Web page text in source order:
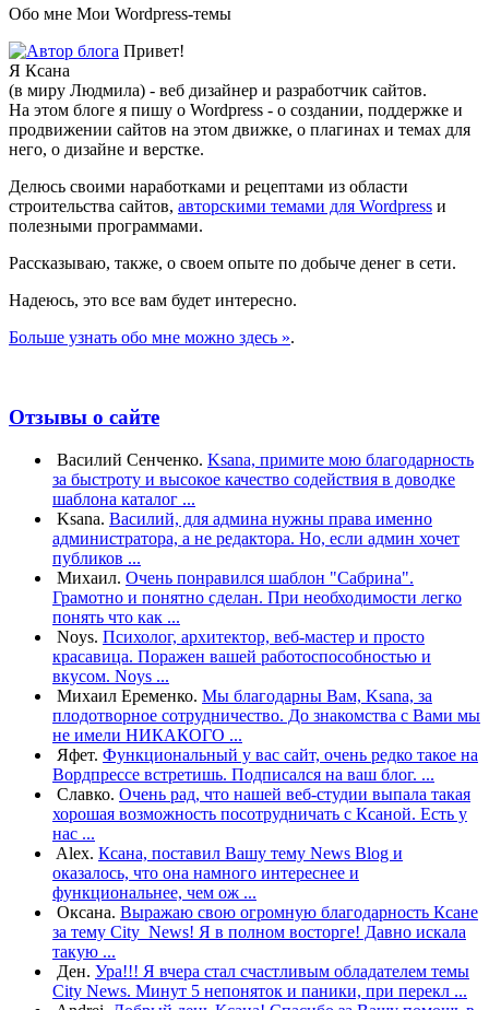
Обо мне Мои Wordpress-темы
Привет!
Я Ксана
(в миру Людмила) - веб дизайнер и разработчик сайтов.
На этом блоге я пишу о Wordpress - о создании, поддержке и
продвижении сайтов на этом движке, о плагинах и темах для
него, о дизайне и верстке.
Делюсь своими наработками и рецептами из области
строительства сайтов, авторскими темами для Wordpress и
полезными программами.
Рассказываю, также, о своем опыте по добыче денег в сети.
Надеюсь, это все вам будет интересно.
Больше узнать обо мне можно здесь ».
Отзывы о сайте
Василий Сенченко. Ksana, примите мою благодарность
за быстроту и высокое качество содействия в доводке
шаблона каталог ...
Ksana. Василий, для админа нужны права именно
администратора, а не редактора. Но, если админ хочет
публиков ...
Михаил. Очень понравился шаблон "Сабрина".
Грамотно и понятно сделан. При необходимости легко
понять что как ...
Noys. Психолог, архитектор, веб-мастер и просто
красавица. Поражен вашей работоспособностью и
вкусом. Noys ...
Михаил Еременко. Мы благодарны Вам, Ksana, за
плодотворное сотрудничество. До знакомства с Вами мы
не имели НИКАКОГО ...
Яфет. Функциональный у вас сайт, очень редко такое на
Вордпрессе встретишь. Подписался на ваш блог. ...
Славко. Очень рад, что нашей веб-студии выпала такая
хорошая возможность посотрудничать с Ксаной. Есть у
нас ...
Alex. Ксана, поставил Вашу тему News Blog и
оказалось, что она намного интереснее и
функциональнее, чем ож ...
Оксана. Выражаю свою огромную благодарность Ксане
за тему City_News! Я в полном восторге! Давно искала
такую ...
Ден. Ура!!! Я вчера стал счастливым обладателем темы
City News. Минут 5 непоняток и паники, при перекл ...